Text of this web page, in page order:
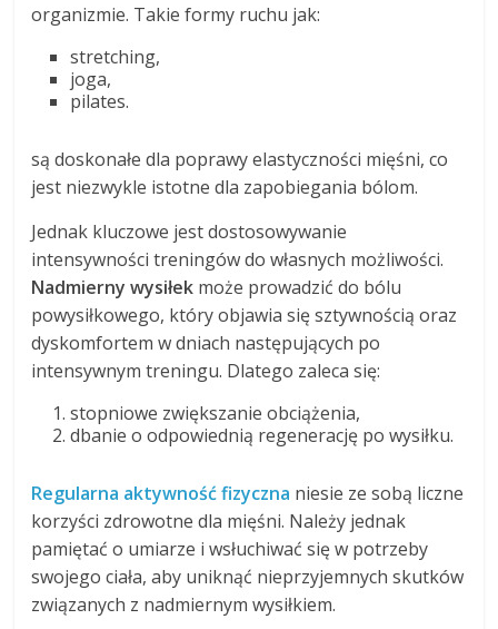
organizmie. Takie formy ruchu jak:
stretching,
joga,
pilates.
są doskonałe dla poprawy elastyczności mięśni, co
jest niezwykle istotne dla zapobiegania bólom.
Jednak kluczowe jest dostosowywanie
intensywności treningów do własnych możliwości.
Nadmierny wysiłek może prowadzić do bólu
powysiłkowego, który objawia się sztywnością oraz
dyskomfortem w dniach następujących po
intensywnym treningu. Dlatego zaleca się:
stopniowe zwiększanie obciążenia,
dbanie o odpowiednią regenerację po wysiłku.
Regularna aktywność fizyczna niesie ze sobą liczne
korzyści zdrowotne dla mięśni. Należy jednak
pamiętać o umiarze i wsłuchiwać się w potrzeby
swojego ciała, aby uniknąć nieprzyjemnych skutków
związanych z nadmiernym wysiłkiem.